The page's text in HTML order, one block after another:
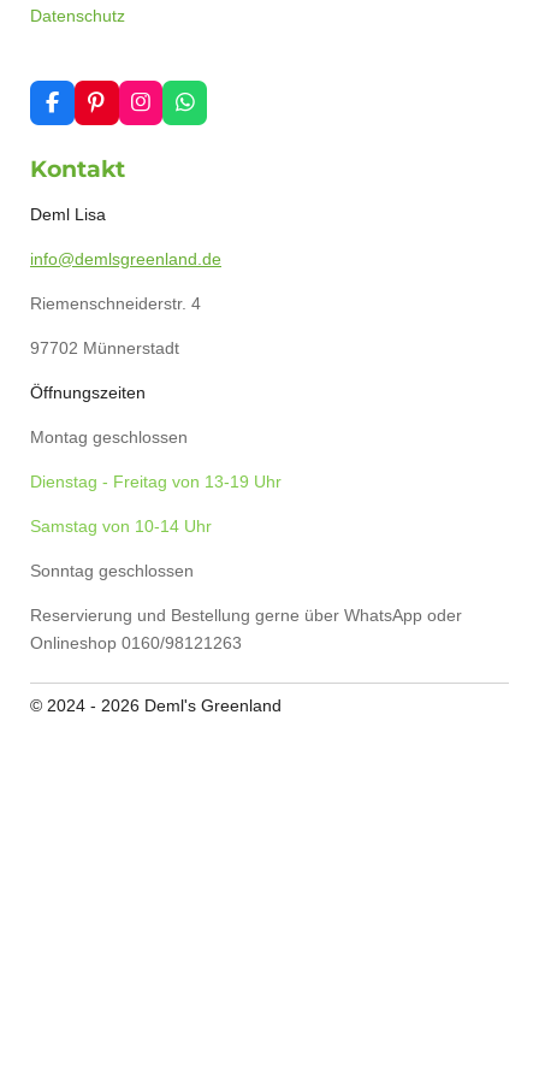
Datenschutz
F
a
e
o
P
i
t
e
t
I
n
m
W
h
Kontakt
Deml Lisa
info@demlsgreenland.de
Riemenschneiderstr. 4
97702 Münnerstadt
Öffnungszeiten
Montag geschlossen
Dienstag - Freitag von 13-19 Uhr
Samstag von 10-14 Uhr
Sonntag geschlossen
Reservierung und Bestellung gerne über WhatsApp oder
Onlineshop 0160/98121263
© 2024 - 2026 Deml's Greenland